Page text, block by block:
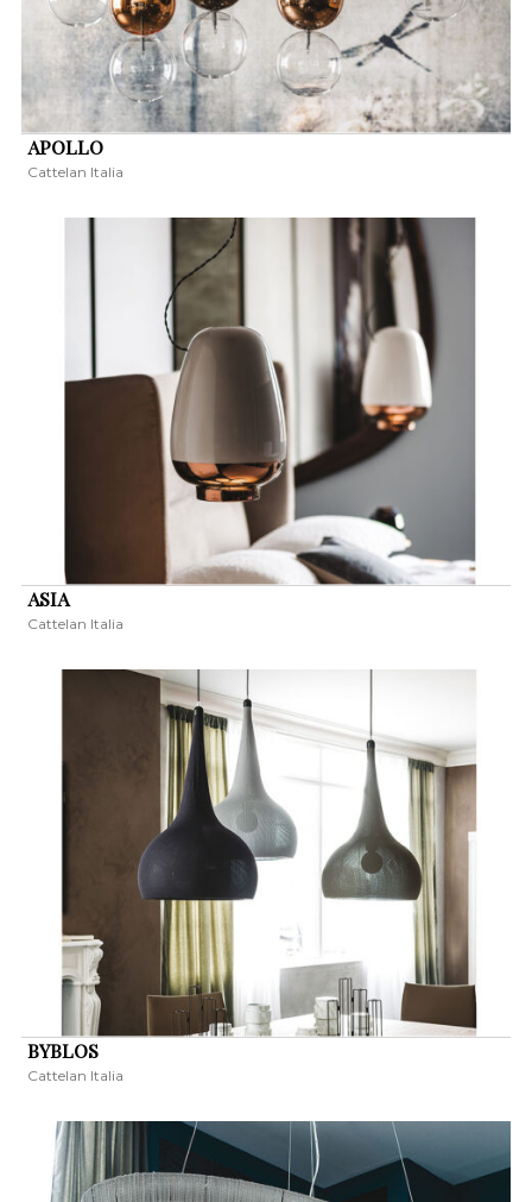
APOLLO
Cattelan Italia
ASIA
Cattelan Italia
BYBLOS
Cattelan Italia
KERESÉS